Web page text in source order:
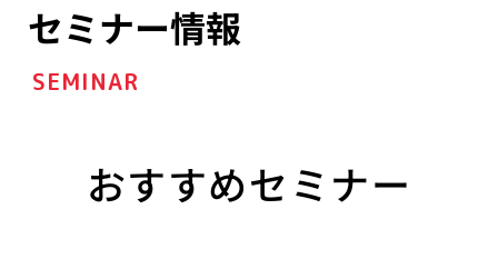
セミナー情報
SEMINAR
おすすめセミナー